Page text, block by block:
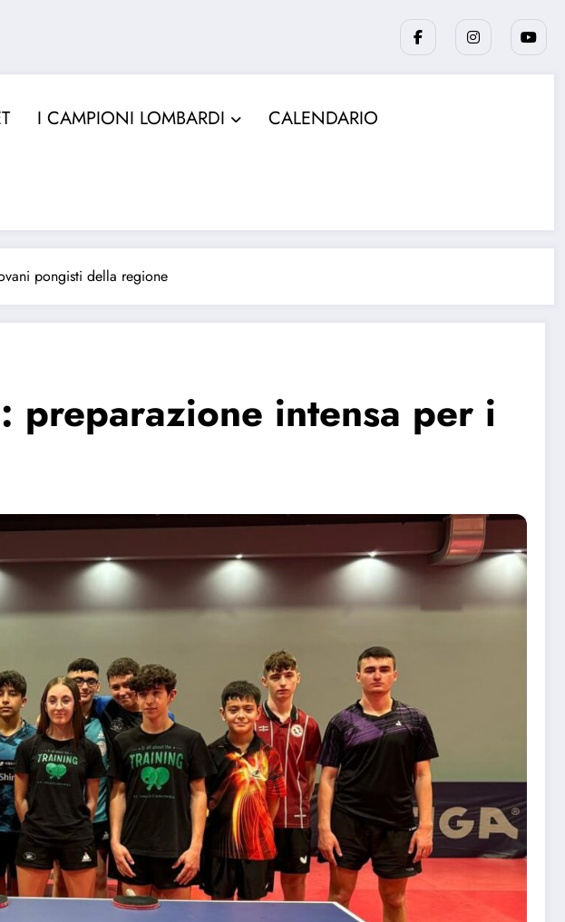
I CAMPIONI LOMBARDI CALENDARIO
pongisti della regione
preparazione intensa per i